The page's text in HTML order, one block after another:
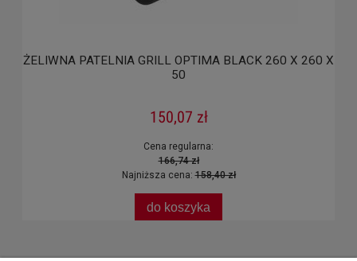
ŻELIWNA PATELNIA GRILL OPTIMA BLACK 260 X 260 X
50
150,07 zł
Cena regularna:
166,74 zł
Najniższa cena:158,40 zł
do koszyka